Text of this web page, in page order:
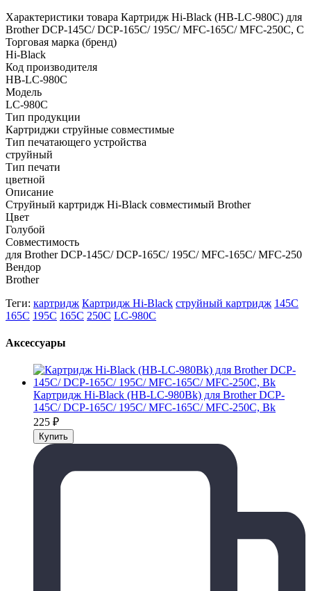
Характеристики товара Картридж Hi-Black (HB-LC-980C) для
Brother DCP-145C/ DCP-165С/ 195C/ MFC-165C/ MFC-250C, C
Торговая марка (бренд)
Hi-Black
Код производителя
HB-LC-980C
Модель
LC-980C
Тип продукции
Картриджи струйные совместимые
Тип печатающего устройства
струйный
Тип печати
цветной
Описание
Струйный картридж Hi-Black совместимый Brother
Цвет
Голубой
Совместимость
для Brother DCP-145C/ DCP-165С/ 195C/ MFC-165C/ MFC-250
Вендор
Brother
Теги: картридж Картридж Hi-Black струйный картридж 145C
165С 195C 165C 250C LC-980C
Аксессуары
Картридж Hi-Black (HB-LC-980Bk) для Brother DCP-
145C/ DCP-165С/ 195C/ MFC-165C/ MFC-250C, Bk
225 ₽